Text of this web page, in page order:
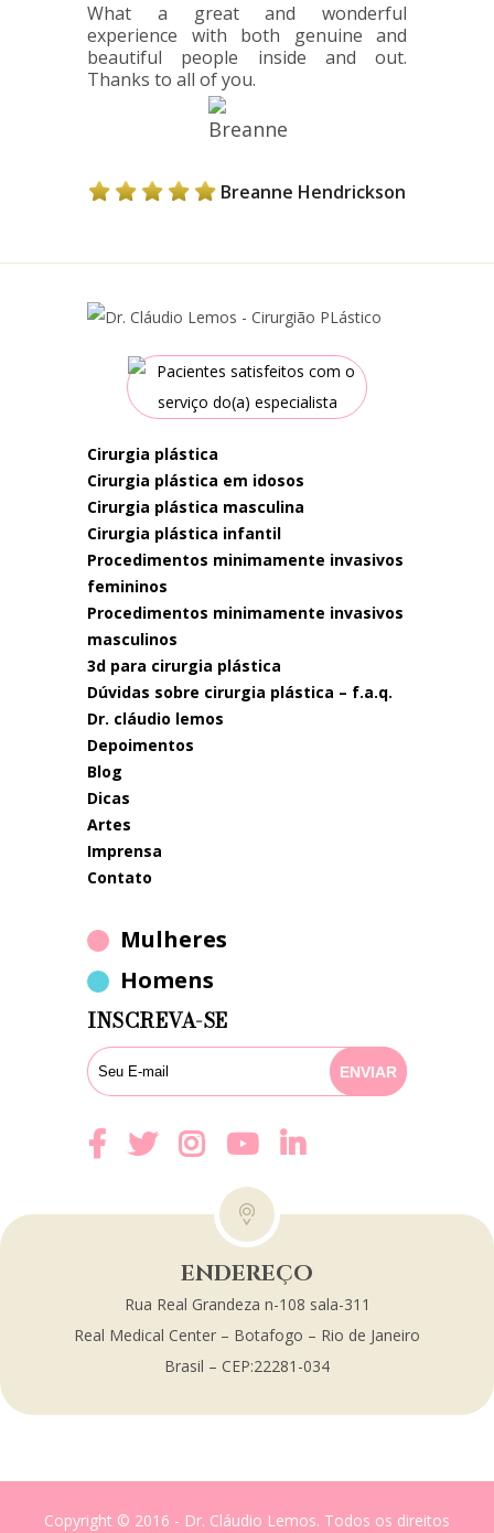
What a great and wonderful
experience with both genuine and
beautiful people inside and out.
Thanks to all of you.
Breanne Hendrickson
cirurgia plástica
cirurgia plástica em idosos
cirurgia plástica masculina
cirurgia plástica infantil
procedimentos minimamente invasivos
femininos
procedimentos minimamente invasivos
masculinos
3d para cirurgia plástica
dúvidas sobre cirurgia plástica – f.a.q.
dr. cláudio lemos
depoimentos
blog
dicas
artes
imprensa
contato
Mulheres
Homens
INSCREVA-SE
ENDEREÇO
Rua Real Grandeza n-108 sala-311
Real Medical Center – Botafogo – Rio de Janeiro
Brasil – CEP:22281-034
Copyright © 2016 - Dr. Cláudio Lemos. Todos os direitos